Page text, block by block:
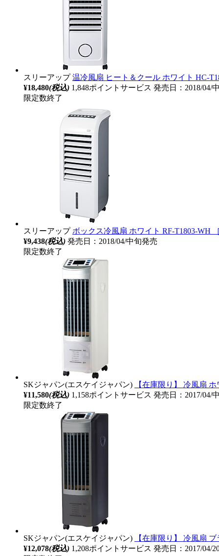
スリーアップ 温冷風扇 ヒート＆クール ホワイト HC-
¥18,480(税込) 1,848ポイントサービス 発売日：2018/04/
限定数終了
スリーアップ ボックス冷風扇 ホワイト RF-T1803-WH
¥9,438(税込) 発売日：2018/04/中旬発売
限定数終了
SKジャパン(エスケイジャパン)
【在庫限り】 冷風扇
¥11,580(税込) 1,158ポイントサービス 発売日：2017/04/
限定数終了
SKジャパン(エスケイジャパン)
【在庫限り】 冷風扇
¥12,078(税込) 1,208ポイントサービス 発売日：2017/04/